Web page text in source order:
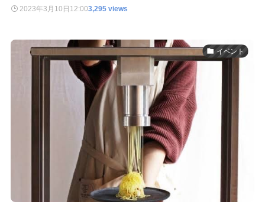
2023年3月10日 12:003,295 views
イベント